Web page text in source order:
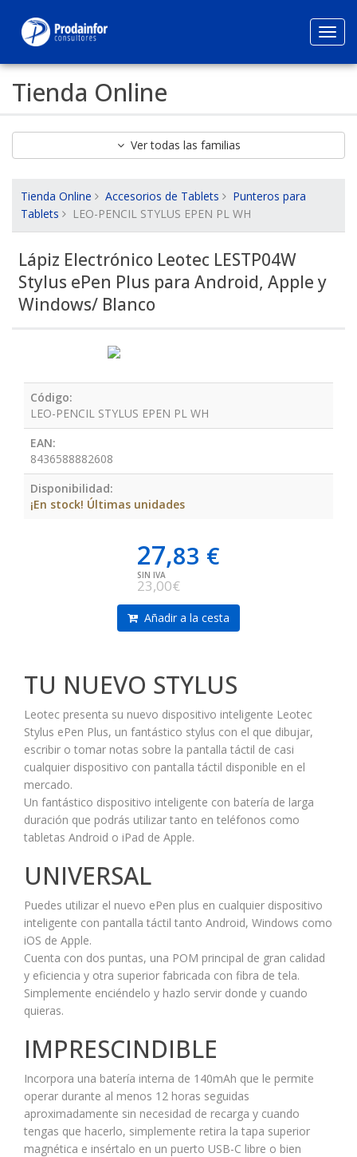
Tienda Online
Ver todas las familias
Tienda Online Accesorios de Tablets
Punteros para
Tablets
LEO-PENCIL STYLUS EPEN PL WH
Lápiz Electrónico Leotec LESTP04W
Stylus ePen Plus para Android, Apple y
Windows/ Blanco
Código:
LEO-PENCIL STYLUS EPEN PL WH
EAN:
8436588882608
Disponibilidad:
¡En stock! Últimas unidades
27,83 €
SIN IVA
23,00€
Añadir a la cesta
TU NUEVO STYLUS
Leotec presenta su nuevo dispositivo inteligente Leotec
Stylus ePen Plus, un fantástico stylus con el que dibujar,
escribir o tomar notas sobre la pantalla táctil de casi
cualquier dispositivo con pantalla táctil disponible en el
mercado.
Un fantástico dispositivo inteligente con batería de larga
duración que podrás utilizar tanto en teléfonos como
tabletas Android o iPad de Apple.
UNIVERSAL
Puedes utilizar el nuevo ePen plus en cualquier dispositivo
inteligente con pantalla táctil tanto Android, Windows como
iOS de Apple.
Cuenta con dos puntas, una POM principal de gran calidad
y eficiencia y otra superior fabricada con fibra de tela.
Simplemente enciéndelo y hazlo servir donde y cuando
quieras.
IMPRESCINDIBLE
Incorpora una batería interna de 140mAh que le permite
operar durante al menos 12 horas seguidas
aproximadamente sin necesidad de recarga y cuando
tengas que hacerlo, simplemente retira la tapa superior
magnética e insértalo en un puerto USB-C libre o bien